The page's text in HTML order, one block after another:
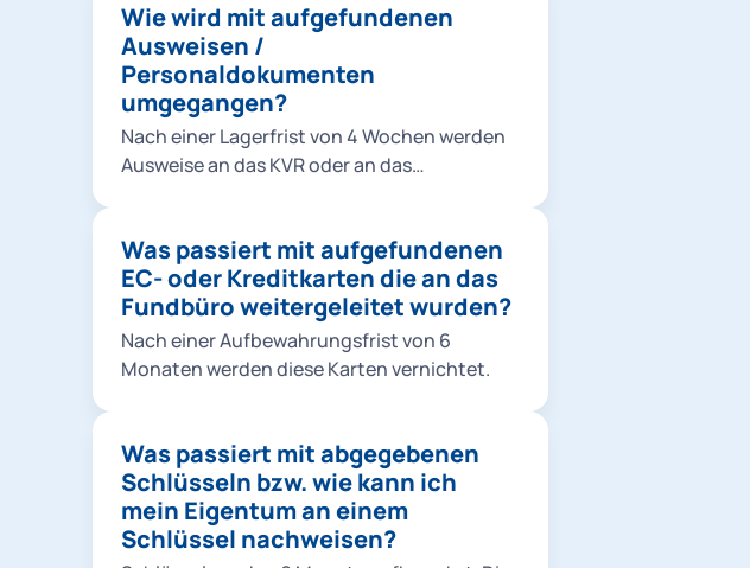
Wie wird mit aufgefundenen
Ausweisen /
Personaldokumenten
umgegangen?
Nach einer Lagerfrist von 4 Wochen werden
Ausweise an das KVR oder an das
Was passiert mit aufgefundenen
EC- oder Kreditkarten die an das
Fundbüro weitergeleitet wurden?
Nach einer Aufbewahrungsfrist von 6
Monaten werden diese Karten vernichtet.
Was passiert mit abgegebenen
Schlüsseln bzw. wie kann ich
mein Eigentum an einem
Schlüssel nachweisen?